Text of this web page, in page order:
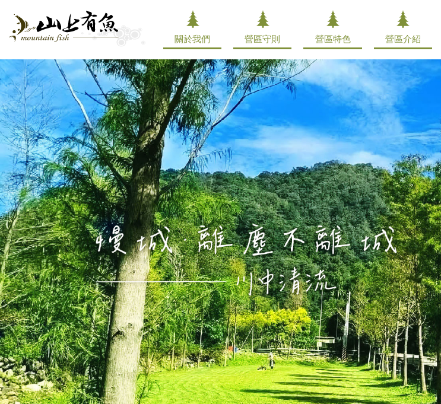
關於我們 營區守則 營區特色 營區介紹